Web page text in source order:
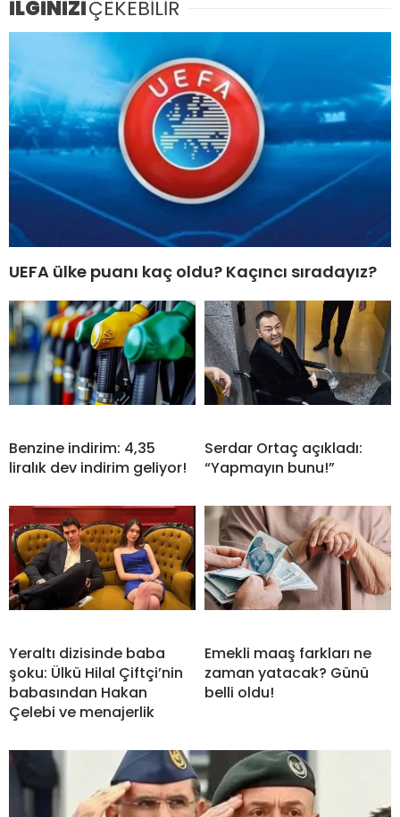
İLGİNİZİÇEKEBİLİR
UEFA ülke puanı kaç oldu? Kaçıncı sıradayız?
Benzine indirim: 4,35
liralık dev indirim geliyor!
Serdar Ortaç açıkladı:
“Yapmayın bunu!”
Yeraltı dizisinde baba
şoku: Ülkü Hilal Çiftçi’nin
babasından Hakan
Çelebi ve menajerlik
Emekli maaş farkları ne
zaman yatacak? Günü
belli oldu!